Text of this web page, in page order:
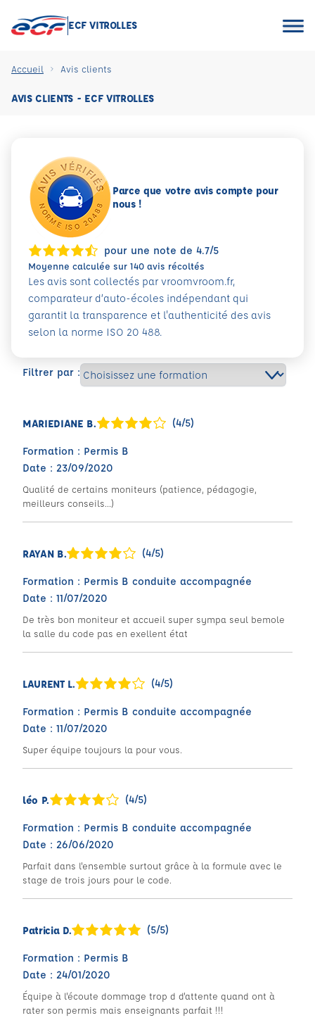
ECF VITROLLES
Accueil Avis clients
AVIS CLIENTS - ECF VITROLLES
Filtrer par :
MARIEDIANE B. (4/5)
Formation : Permis B
Date : 23/09/2020
Qualité de certains moniteurs (patience, pédagogie,
meilleurs conseils...)
RAYAN B. (4/5)
Formation : Permis B conduite accompagnée
Date : 11/07/2020
De très bon moniteur et accueil super sympa seul bemole
la salle du code pas en exellent état
LAURENT L. (4/5)
Formation : Permis B conduite accompagnée
Date : 11/07/2020
Super équipe toujours la pour vous.
léo P. (4/5)
Formation : Permis B conduite accompagnée
Date : 26/06/2020
Parfait dans l'ensemble surtout grâce à la formule avec le
stage de trois jours pour le code.
Patricia D. (5/5)
Formation : Permis B
Date : 24/01/2020
Équipe à l'écoute dommage trop d d'attente quand ont à
rater son permis mais enseignants parfait !!!
Parce que votre avis compte pour
nous !
pour une note de 4.7/5
Moyenne calculée sur 140 avis récoltés
Les avis sont collectés par vroomvroom.fr,
comparateur d’auto-écoles indépendant qui
garantit la transparence et l'authenticité des avis
selon la norme ISO 20 488.